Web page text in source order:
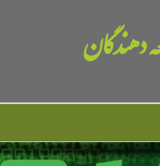
دهندگان